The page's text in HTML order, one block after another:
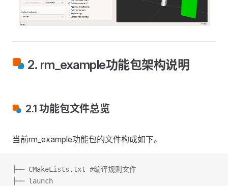
2. rm_example功能包架构说明
2.1 功能包文件总览
当前rm_example功能包的文件构成如下。
├── CMakeLists.txt #编译规则文件
├── launch